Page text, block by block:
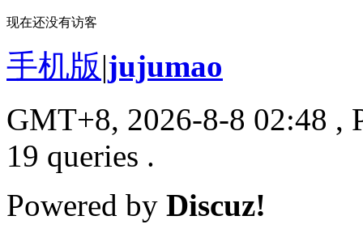
现在还没有访客
手机版|jujumao
GMT+8, 2026-8-8 02:48 ,
19 queries .
Powered by Discuz!